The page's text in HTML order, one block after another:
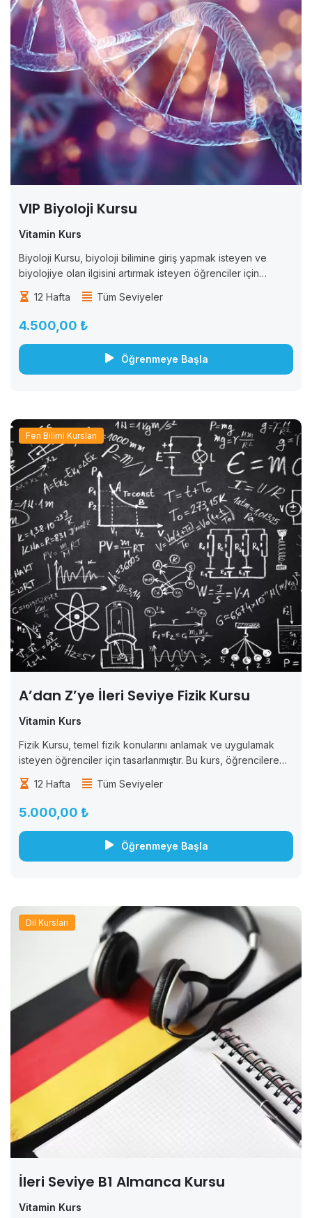
VIP Biyoloji Kursu
Vitamin Kurs
Biyoloji Kursu, biyoloji bilimine giriş yapmak isteyen ve
biyolojiye olan ilgisini artırmak isteyen öğrenciler için
tasarlanmıştır. Bu kurs, biyoloji biliminde temel kavramları
anlamak ve biyolojik sistemlerin işleyişini öğrenmek isteyen
herkes...
12 Hafta Tüm Seviyeler
4.500,00 ₺
Öğrenmeye Başla
Fen Bilimi Kursları
A’dan Z’ye İleri Seviye Fizik Kursu
Vitamin Kurs
Fizik Kursu, temel fizik konularını anlamak ve uygulamak
isteyen öğrenciler için tasarlanmıştır. Bu kurs, öğrencilere
fizik bilimine giriş yaparak, temel fizik prensiplerini ve
kavramlarını anlamalarını sağlar. Kurs boyunca, öğrencilere
fiziksel...
12 Hafta Tüm Seviyeler
5.000,00 ₺
Öğrenmeye Başla
Dil Kursları
İleri Seviye B1 Almanca Kursu
Vitamin Kurs